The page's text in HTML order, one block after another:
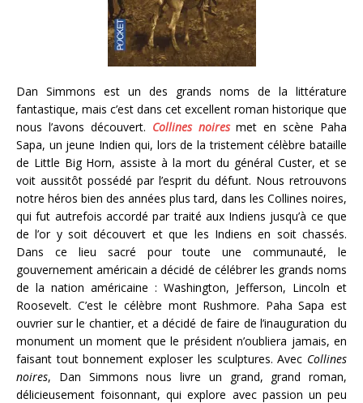
Dan Simmons est un des grands noms de la littérature
fantastique, mais c’est dans cet excellent roman historique que
nous l’avons découvert. Collines noiresmet en scène Paha
Sapa, un jeune Indien qui, lors de la tristement célèbre bataille
de Little Big Horn, assiste à la mort du général Custer, et se
voit aussitôt possédé par l’esprit du défunt. Nous retrouvons
notre héros bien des années plus tard, dans les Collines noires,
qui fut autrefois accordé par traité aux Indiens jusqu’à ce que
de l’or y soit découvert et que les Indiens en soit chassés.
Dans ce lieu sacré pour toute une communauté, le
gouvernement américain a décidé de célébrer les grands noms
de la nation américaine : Washington, Jefferson, Lincoln et
Roosevelt. C’est le célèbre mont Rushmore. Paha Sapa est
ouvrier sur le chantier, et a décidé de faire de l’inauguration du
monument un moment que le président n’oubliera jamais, en
faisant tout bonnement exploser les sculptures. Avec Collines
noires, Dan Simmons nous livre un grand, grand roman,
délicieusement foisonnant, qui explore avec passion un peu